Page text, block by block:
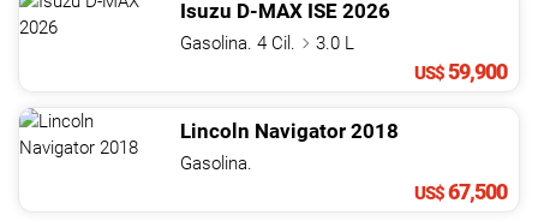
Isuzu D-MAX ISE 2026
Gasolina. 4 Cil.
3.0 L
US$59,900
Lincoln Navigator 2018
Gasolina.
US$67,500